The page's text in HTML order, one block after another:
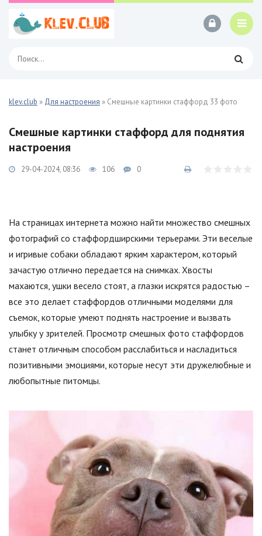
klev.club » Для настроения » Смешные картинки стаффорд 33 фото
Смешные картинки стаффорд для поднятия
настроения
29-04-2024, 08:36 106 0
На страницах интернета можно найти множество смешных
фотографий со стаффордширскими терьерами. Эти веселые
и игривые собаки обладают ярким характером, который
зачастую отлично передается на снимках. Хвосты
махаются, ушки весело стоят, а глазки искрятся радостью –
все это делает стаффордов отличными моделями для
съемок, которые умеют поднять настроение и вызвать
улыбку у зрителей. Просмотр смешных фото стаффордов
станет отличным способом расслабиться и насладиться
позитивными эмоциями, которые несут эти дружелюбные и
любопытные питомцы.